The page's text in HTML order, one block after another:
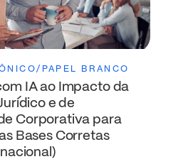
PAPEL BRANCO
IA ao Impacto da
e de
Corporativa para
Bases Corretas